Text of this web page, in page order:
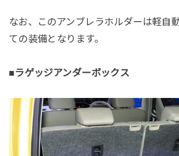
なお、このアンブレラホルダーは軽自
ての装備となります。
■ラゲッジアンダーボックス